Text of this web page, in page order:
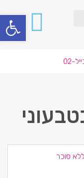
טבעוני
פתח